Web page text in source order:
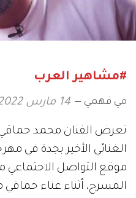
#مشاهير العرب
مي فهمي 14 مارس 2022
تعرض الفنان محمد
موقع التواصل
المسرح، أثناء غناء حماقي